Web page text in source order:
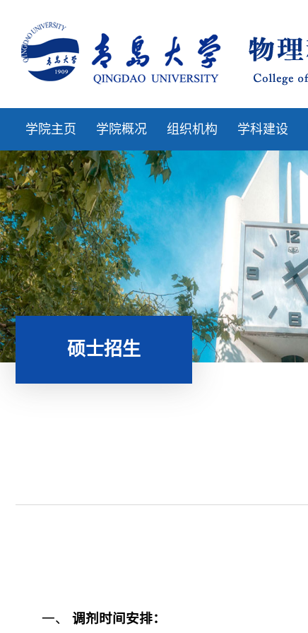
学院主页 学院概况 组织机构 学科建设
硕士招生
一、调剂时间安排：